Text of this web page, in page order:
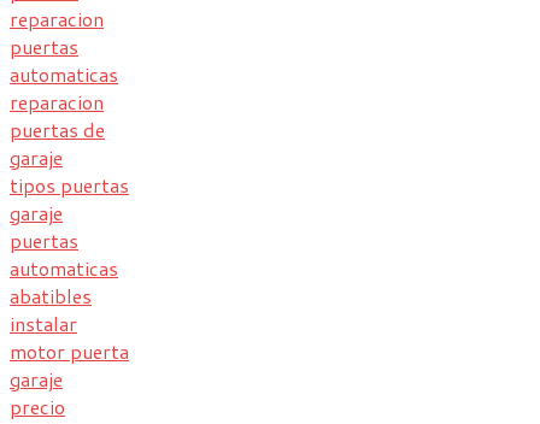
reparacion
puertas
automaticas
reparacion
puertas de
garaje
tipos puertas
garaje
puertas
automaticas
abatibles
instalar
motor puerta
garaje
precio